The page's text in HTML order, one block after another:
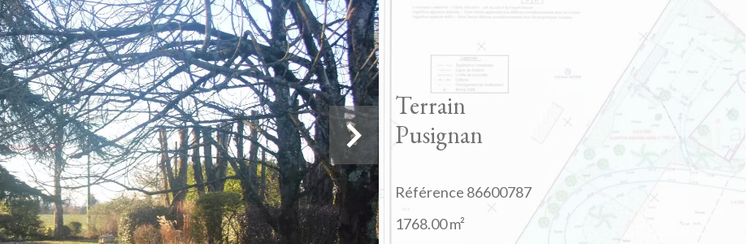
Terrain
Pusignan
Référence 86600787
1768.00m²